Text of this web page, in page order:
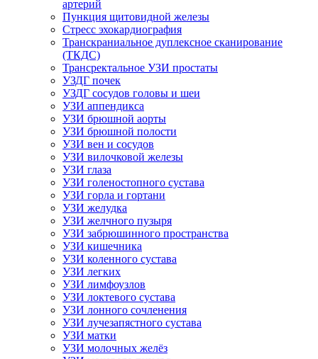
артерий
Пункция щитовидной железы
Стресс эхокардиография
Транскраниальное дуплексное сканирование
(ТКДС)
Трансректальное УЗИ простаты
УЗДГ почек
УЗДГ сосудов головы и шеи
УЗИ аппендикса
УЗИ брюшной аорты
УЗИ брюшной полости
УЗИ вен и сосудов
УЗИ вилочковой железы
УЗИ глаза
УЗИ голеностопного сустава
УЗИ горла и гортани
УЗИ желудка
УЗИ желчного пузыря
УЗИ забрюшинного пространства
УЗИ кишечника
УЗИ коленного сустава
УЗИ легких
УЗИ лимфоузлов
УЗИ локтевого сустава
УЗИ лонного сочленения
УЗИ лучезапястного сустава
УЗИ матки
УЗИ молочных желёз